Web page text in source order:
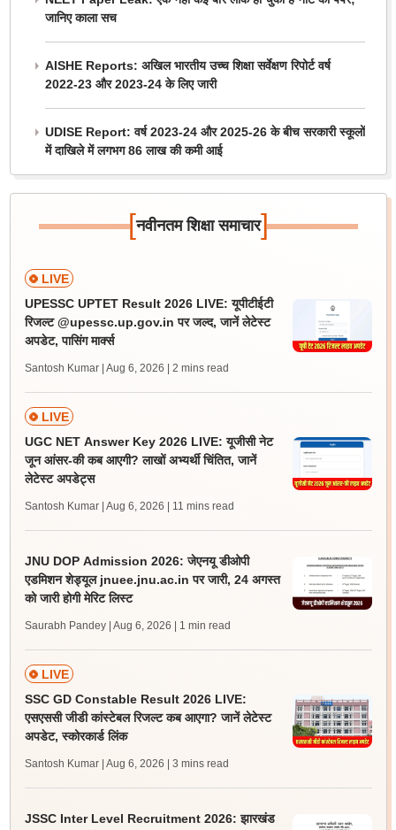
जानिए काला सच
AISHE Reports: अखिल भारतीय उच्च शिक्षा सर्वेक्षण रिपोर्ट वर्ष
2022-23 और 2023-24 के लिए जारी
UDISE Report: वर्ष 2023-24 और 2025-26 के बीच सरकारी स्कूलों
में दाखिले में लगभग 86 लाख की कमी आई
[नवीनतम शिक्षा समाचार]
LIVE
UPESSC UPTET Result 2026 LIVE: यूपीटीईटी
रिजल्ट @upessc.up.gov.in पर जल्द, जानें लेटेस्ट
अपडेट, पासिंग मार्क्स
Santosh Kumar | Aug 6, 2026 | 2 mins read
LIVE
UGC NET Answer Key 2026 LIVE: यूजीसी नेट
जून आंसर-की कब आएगी? लाखों अभ्यर्थी चिंतित, जानें
लेटेस्ट अपडेट्स
Santosh Kumar | Aug 6, 2026 | 11 mins read
JNU DOP Admission 2026: जेएनयू डीओपी
एडमिशन शेड्यूल jnuee.jnu.ac.in पर जारी, 24 अगस्त
को जारी होगी मेरिट लिस्ट
Saurabh Pandey | Aug 6, 2026 | 1 min read
LIVE
SSC GD Constable Result 2026 LIVE:
एसएससी जीडी कांस्टेबल रिजल्ट कब आएगा? जानें लेटेस्ट
अपडेट, स्कोरकार्ड लिंक
Santosh Kumar | Aug 6, 2026 | 3 mins read
JSSC Inter Level Recruitment 2026: झारखंड